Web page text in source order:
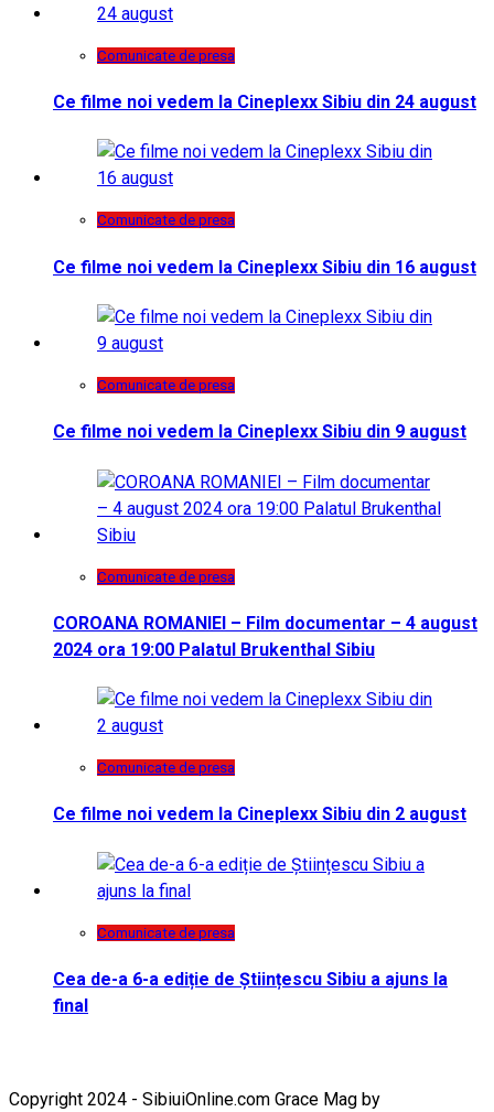
Comunicate de presa
Ce filme noi vedem la Cineplexx Sibiu din 24 august
Comunicate de presa
Ce filme noi vedem la Cineplexx Sibiu din 16 august
Comunicate de presa
Ce filme noi vedem la Cineplexx Sibiu din 9 august
Comunicate de presa
COROANA ROMANIEI – Film documentar – 4 august
2024 ora 19:00 Palatul Brukenthal Sibiu
Comunicate de presa
Ce filme noi vedem la Cineplexx Sibiu din 2 august
Comunicate de presa
Cea de-a 6-a ediție de Științescu Sibiu a ajuns la
final
Copyright 2024 - SibiuiOnline.com Grace Mag by